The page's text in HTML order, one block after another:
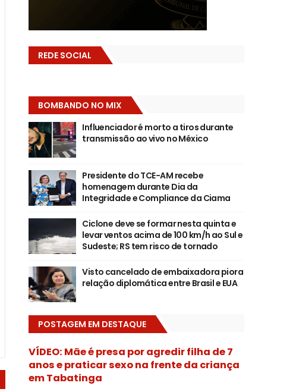
REDE SOCIAL
BOMBANDO NO MIX
Influenciador é morto a tiros durante
transmissão ao vivo no México
Presidente do TCE-AM recebe
homenagem durante Dia da
Integridade e Compliance da Ciama
Ciclone deve se formar nesta quinta e
levar ventos acima de 100 km/h ao Sul e
Sudeste; RS tem risco de tornado
Visto cancelado de embaixadora piora
relação diplomática entre Brasil e EUA
POSTAGEM EM DESTAQUE
VÍDEO: Mãe é presa por agredir filha de 7
anos e praticar sexo na frente da criança
em Tabatinga